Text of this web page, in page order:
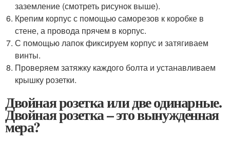
заземление (смотреть рисунок выше).
Крепим корпус с помощью саморезов к коробке в
стене, а провода прячем в корпус.
С помощью лапок фиксируем корпус и затягиваем
винты.
Проверяем затяжку каждого болта и устанавливаем
крышку розетки.
Двойная розетка или две одинарные.
Двойная розетка – это вынужденная
мера?